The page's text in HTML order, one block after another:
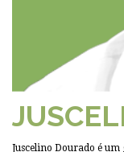
Juscelino Dourado é